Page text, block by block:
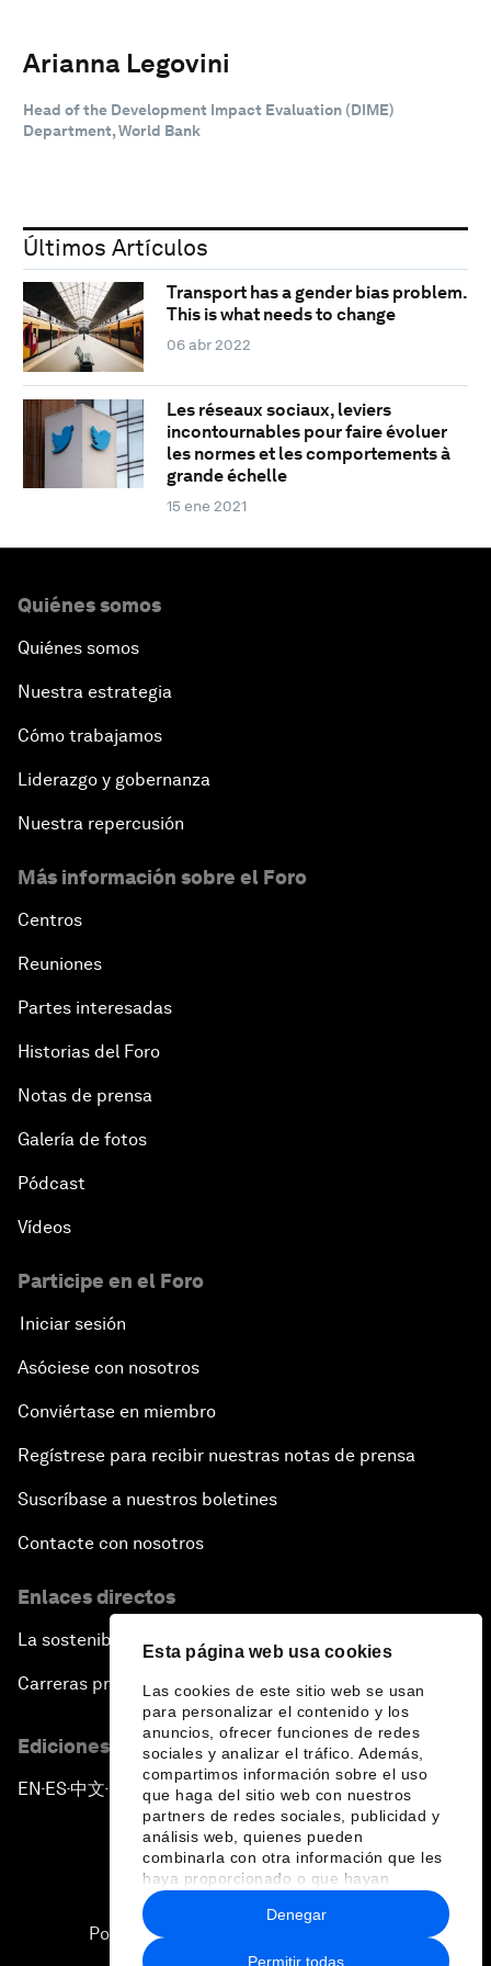
Esta página web usa cookies
Las cookies de este sitio web se usan
para personalizar el contenido y los
anuncios, ofrecer funciones de redes
sociales y analizar el tráfico. Además,
compartimos información sobre el uso
que haga del sitio web con nuestros
partners de redes sociales, publicidad y
análisis web, quienes pueden
combinarla con otra información que les
haya proporcionado o que hayan
recopilado a partir del uso que haya
hecho de sus servicios.
Permitir todas
Denegar
Arianna Legovini
Head of the Development Impact Evaluation (DIME)
Department, World Bank
Últimos Artículos
Transport has a gender bias problem.
This is what needs to change
06 abr 2022
Les réseaux sociaux, leviers
incontournables pour faire évoluer
les normes et les comportements à
grande échelle
15 ene 2021
Quiénes somos
Quiénes somos
Nuestra estrategia
Cómo trabajamos
Liderazgo y gobernanza
Nuestra repercusión
Más información sobre el Foro
Centros
Reuniones
Partes interesadas
Historias del Foro
Notas de prensa
Galería de fotos
Pódcast
Vídeos
Participe en el Foro
Iniciar sesión
Asóciese con nosotros
Conviértase en miembro
Regístrese para recibir nuestras notas de prensa
Suscríbase a nuestros boletines
Contacte con nosotros
Enlaces directos
La sostenibilidad en el Foro
Carreras profesionales
Ediciones en otros idiomas
EN ▪ES▪中文▪ 日本語
Política de privacidad y normas de uso